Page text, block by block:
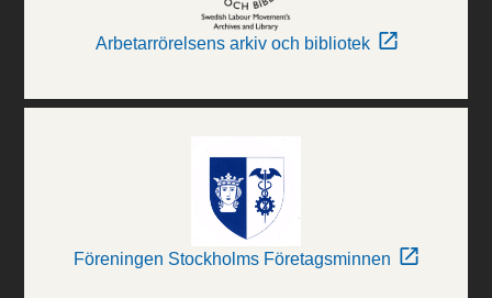
Arbetarrörelsens arkiv och bibliotek
Föreningen Stockholms Företagsminnen